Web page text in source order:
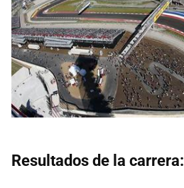
Resultados de la carrera: